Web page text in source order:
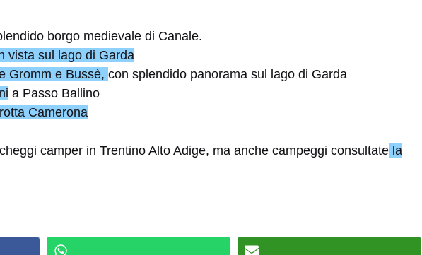
borgo medievale di Canale.
vista sul lago di Garda
Gromm e Bussè, con splendido panorama sul lago di Garda
a Passo Ballino
Camerona
camper in Trentino Alto Adige, ma anche campeggi consultate la